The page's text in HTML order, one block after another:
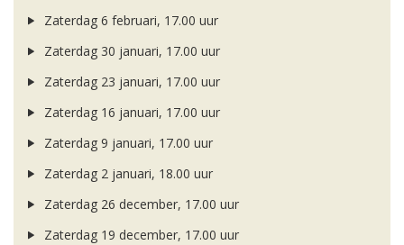
Zaterdag 6 februari, 17.00 uur
Zaterdag 30 januari, 17.00 uur
Zaterdag 23 januari, 17.00 uur
Zaterdag 16 januari, 17.00 uur
Zaterdag 9 januari, 17.00 uur
Zaterdag 2 januari, 18.00 uur
Zaterdag 26 december, 17.00 uur
Zaterdag 19 december, 17.00 uur